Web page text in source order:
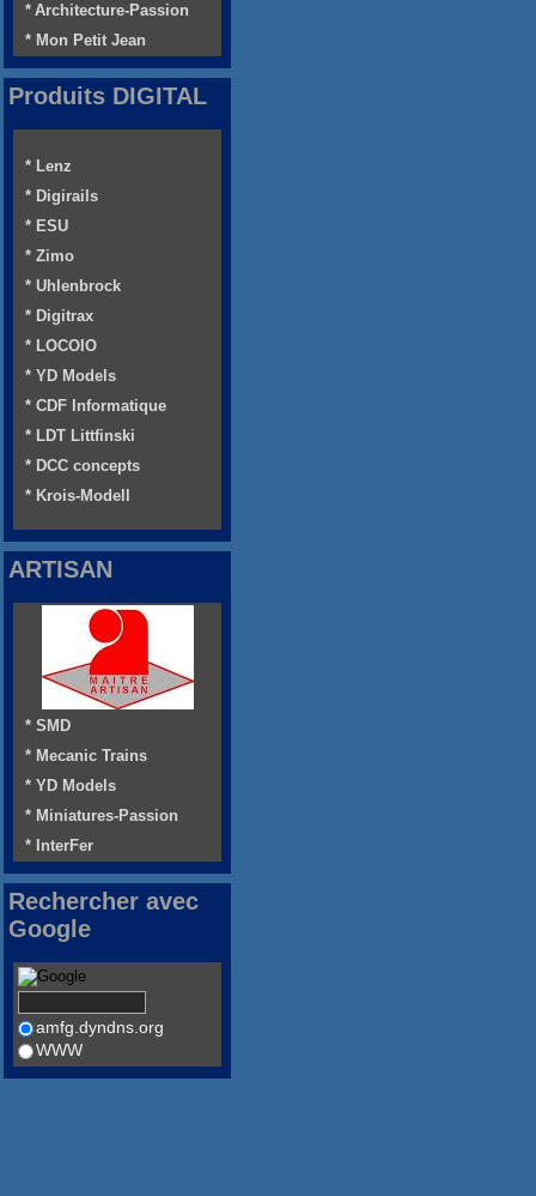
* Architecture-Passion
* Mon Petit Jean
Produits DIGITAL
* Lenz
* Digirails
* ESU
* Zimo
* Uhlenbrock
* Digitrax
* LOCOIO
* YD Models
* CDF Informatique
* LDT Littfinski
* DCC concepts
* Krois-Modell
ARTISAN
* SMD
* Mecanic Trains
* YD Models
* Miniatures-Passion
* InterFer
Rechercher avec
Google
amfg.dyndns.org
WWW